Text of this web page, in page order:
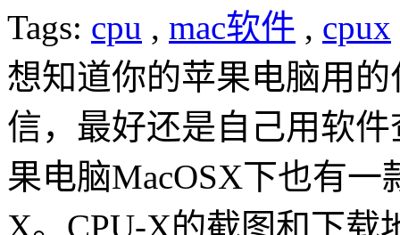
Tags: cpu , mac软件 , cpux
想知道你的苹果电脑用
信，最好还是自己用软
果电脑MacOSX下也有
X。CPU-X的截图和下载